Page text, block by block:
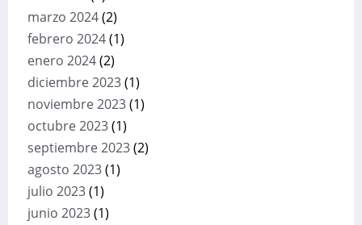
marzo 2024(2)
febrero 2024(1)
enero 2024(2)
diciembre 2023(1)
noviembre 2023(1)
octubre 2023(1)
septiembre 2023(2)
agosto 2023(1)
julio 2023(1)
junio 2023(1)